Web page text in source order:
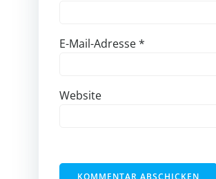
E-Mail-Adresse*
Website